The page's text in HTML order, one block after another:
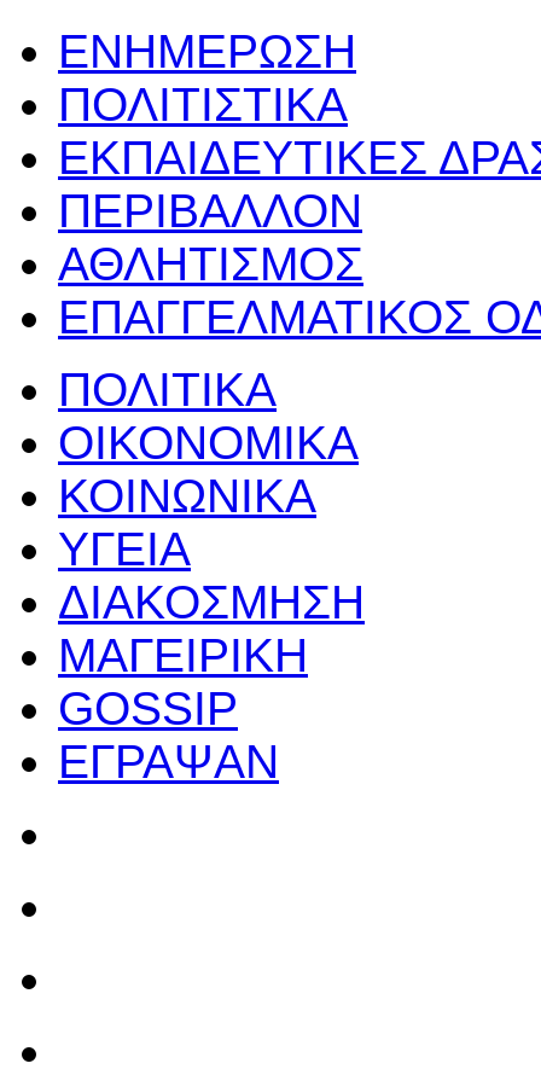
ΕΝΗΜΕΡΩΣΗ
ΠΟΛΙΤΙΣΤΙΚΑ
ΕΚΠΑΙΔΕΥΤΙΚΕΣ
ΠΕΡΙΒΑΛΛΟΝ
ΑΘΛΗΤΙΣΜΟΣ
ΕΠΑΓΓΕΛΜΑΤΙΚΟΣ
ΠΟΛΙΤΙΚΑ
ΟΙΚΟΝΟΜΙΚΑ
ΚΟΙΝΩΝΙΚΑ
ΥΓΕΙΑ
ΔΙΑΚΟΣΜΗΣΗ
ΜΑΓΕΙΡΙΚΗ
GOSSIP
ΕΓΡΑΨΑΝ